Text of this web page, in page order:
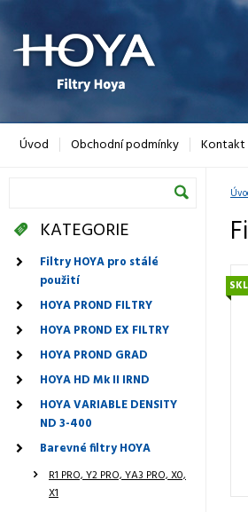
KATEGORIE
Filtry HOYA pro stálé
použití
HOYA PROND FILTRY
HOYA PROND EX FILTRY
HOYA PROND GRAD
HOYA HD Mk II IRND
HOYA VARIABLE DENSITY
ND 3-400
Barevné filtry HOYA
R1 PRO, Y2 PRO, YA3 PRO, X0,
X1
Úvod Obchodní podmínky Kontakt